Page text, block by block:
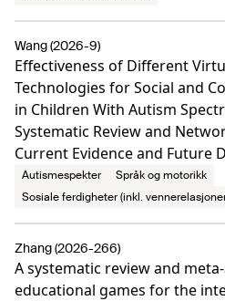
Effectiveness of Different
Technologies for Social and
in Children With Autism
Systematic Review and
Current Evidence and Future
Wang (2026-9)
Autismespekter
Språk og motorikk
Sosiale ferdigheter (inkl.
A systematic review and
educational games for the
Zhang (2026-266)